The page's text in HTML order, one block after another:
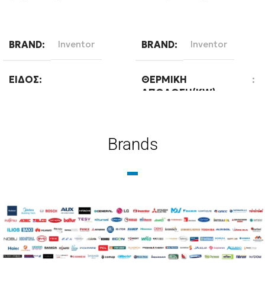
BRAND Inventor
ΕΊΔΟΣ
ΤΕΧΝΟΛΟΓΊΑ
Ψύξη-Θέρμανση με
BRAND Inventor
ΘΕΡΜΙΚΉ
ΑΠΌΔΟΣΗ(KW)
ΕΊΔΟΣ
Brands